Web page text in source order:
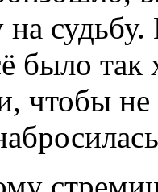
было
чтобы